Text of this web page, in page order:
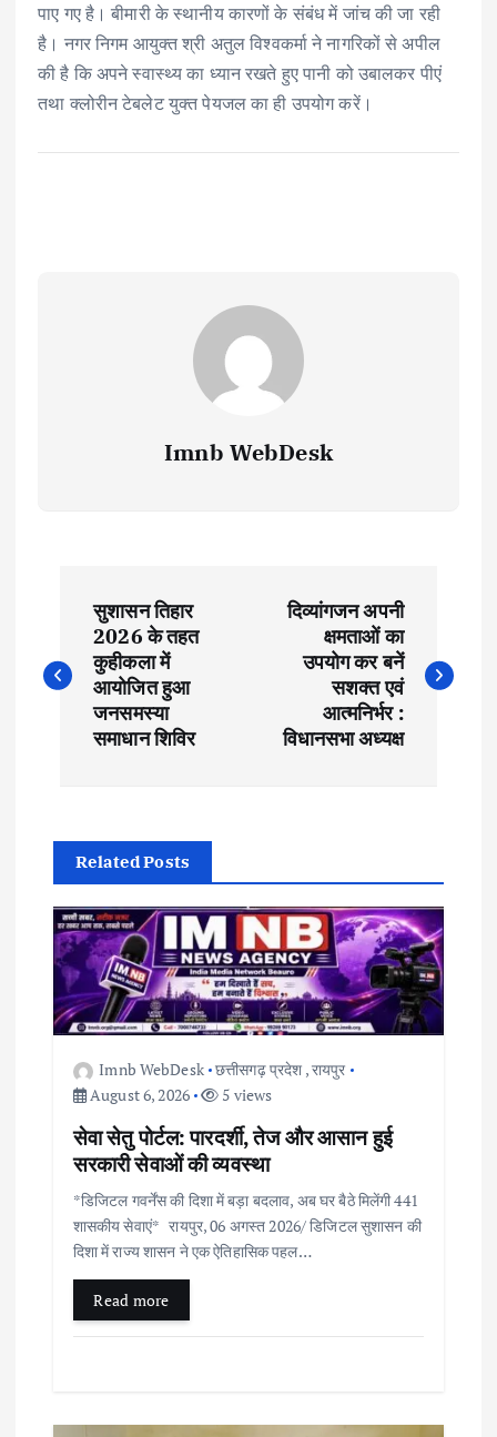
पाए गए है। बीमारी के स्थानीय कारणों के संबंध में जांच की जा रही
है। नगर निगम आयुक्त श्री अतुल विश्वकर्मा ने नागरिकों से अपील
की है कि अपने स्वास्थ्य का ध्यान रखते हुए पानी को उबालकर पीएं
तथा क्लोरीन टेबलेट युक्त पेयजल का ही उपयोग करें।
Imnb WebDesk
o
s
v
g
सुशासन तिहार
2026 के तहत
कुहीकला में
आयोजित हुआ
जनसमस्या
समाधान शिविर
दिव्यांगजन अपनी
क्षमताओं का
उपयोग कर बनें
सशक्त एवं
आत्मनिर्भर :
विधानसभा अध्यक्ष
Related Posts
Imnb WebDesk छत्तीसगढ़ प्रदेश ,रायपुर
August 6, 2026
5 views
सेवा सेतु पोर्टल: पारदर्शी, तेज और आसान हुई
सरकारी सेवाओं की व्यवस्था
*डिजिटल गवर्नेंस की दिशा में बड़ा बदलाव, अब घर बैठे मिलेंगी 441
शासकीय सेवाएं* रायपुर, 06 अगस्त 2026/ डिजिटल सुशासन की
दिशा में राज्य शासन ने एक ऐतिहासिक पहल…
Read more